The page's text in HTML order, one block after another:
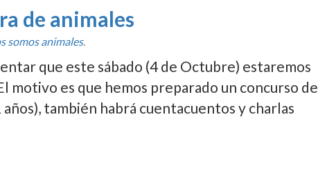
de animales
somos animales.
que este sábado (4 de Octubre) estaremos
es que hemos preparado un concurso de
también habrá cuentacuentos y charlas